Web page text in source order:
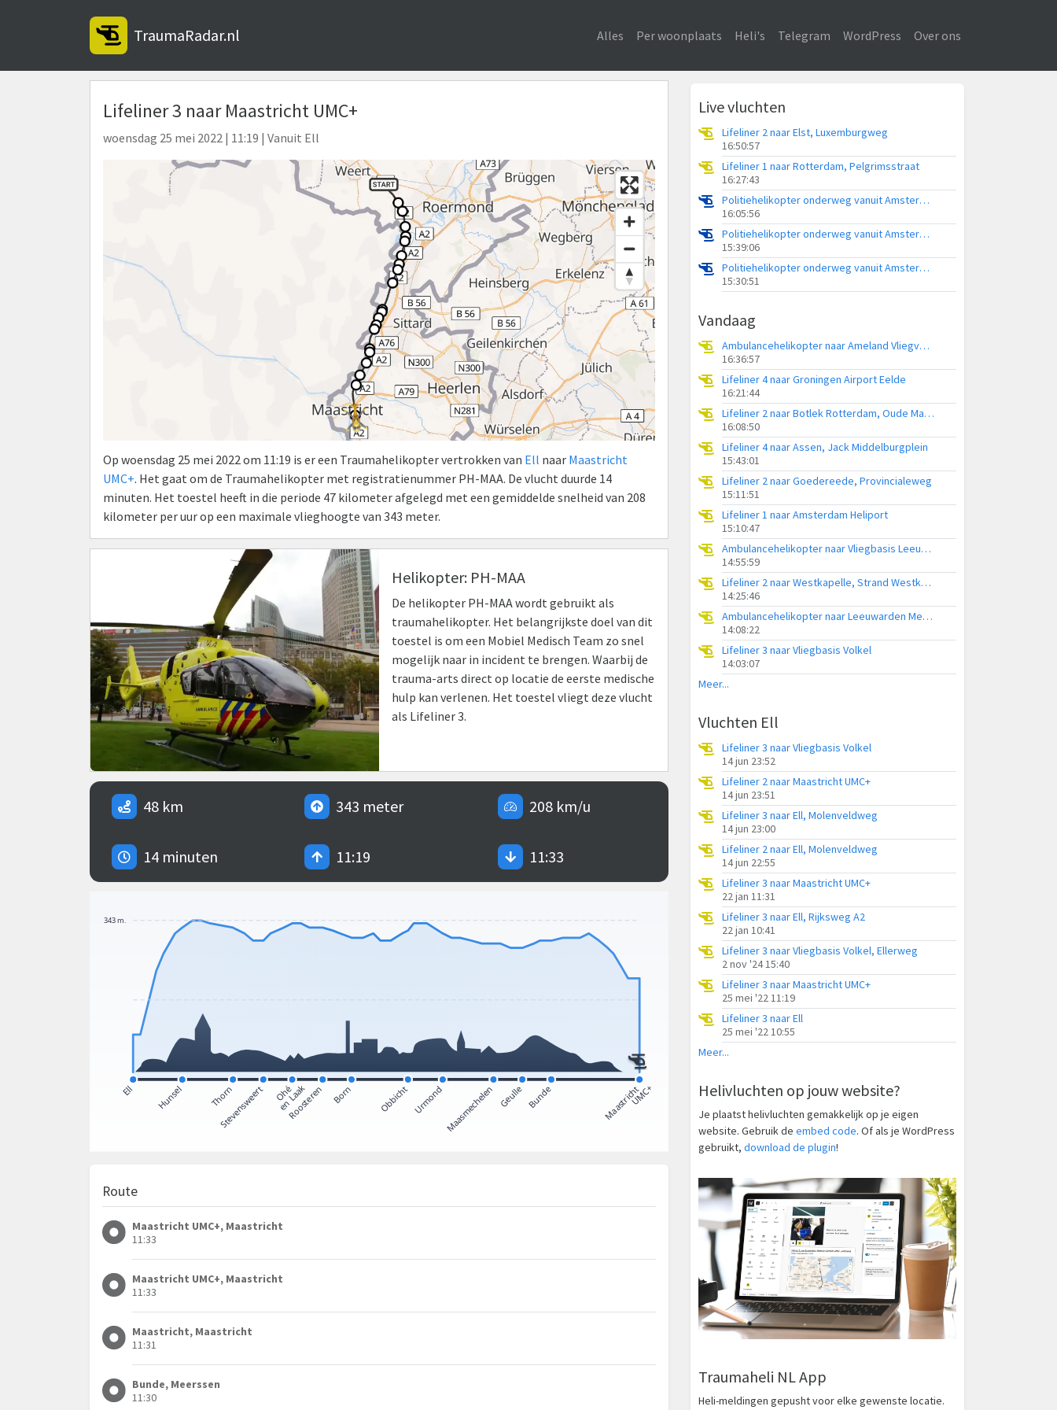
TraumaRadar.nl Alles Per woonplaats Heli's Telegram WordPress Over ons
Lifeliner 3 naar Maastricht UMC+
woensdag 25 mei 2022 | 11:19 | Vanuit Ell
Op woensdag 25 mei 2022 om 11:19 is er een Traumahelikopter vertrokken van Ell naar Maastricht
UMC+. Het gaat om de Traumahelikopter met registratienummer PH-MAA. De vlucht duurde 14
minuten. Het toestel heeft in die periode 47 kilometer afgelegd met een gemiddelde snelheid van 208
kilometer per uur op een maximale vlieghoogte van 343 meter.
Helikopter: PH-MAA
De helikopter PH-MAA wordt gebruikt als
traumahelikopter. Het belangrijkste doel van dit
toestel is om een Mobiel Medisch Team zo snel
mogelijk naar in incident te brengen. Waarbij de
trauma-arts direct op locatie de eerste medische
hulp kan verlenen. Het toestel vliegt deze vlucht
als Lifeliner 3.
48 km 343 meter 208 km/u
14 minuten 11:19 11:33
Route
Maastricht UMC+, Maastricht
11:33
Maastricht UMC+, Maastricht
11:33
Maastricht, Maastricht
11:31
Bunde, Meerssen
11:30
Live vluchten
Lifeliner 2 naar Elst, Luxemburgweg
16:50:57
Lifeliner 1 naar Rotterdam, Pelgrimsstraat
16:27:43
Politiehelikopter onderweg vanuit Amsterdam Vliegveld Schiphol
16:05:56
Politiehelikopter onderweg vanuit Amsterdam Vliegveld Schiphol
15:39:06
Politiehelikopter onderweg vanuit Amsterdam Vliegveld Schiphol
15:30:51
Vandaag
Ambulancehelikopter naar Ameland Vliegveld Ballum
16:36:57
Lifeliner 4 naar Groningen Airport Eelde
16:21:44
Lifeliner 2 naar Botlek Rotterdam, Oude Maasweg
16:08:50
Lifeliner 4 naar Assen, Jack Middelburgplein
15:43:01
Lifeliner 2 naar Goedereede, Provincialeweg
15:11:51
Lifeliner 1 naar Amsterdam Heliport
15:10:47
Ambulancehelikopter naar Vliegbasis Leeuwarden
14:55:59
Lifeliner 2 naar Westkapelle, Strand Westkapelle
14:25:46
Ambulancehelikopter naar Leeuwarden Medical Center Heliport
14:08:22
Lifeliner 3 naar Vliegbasis Volkel
14:03:07
Meer...
Vluchten Ell
Lifeliner 3 naar Vliegbasis Volkel
14 jun 23:52
Lifeliner 2 naar Maastricht UMC+
14 jun 23:51
Lifeliner 3 naar Ell, Molenveldweg
14 jun 23:00
Lifeliner 2 naar Ell, Molenveldweg
14 jun 22:55
Lifeliner 3 naar Maastricht UMC+
22 jan 11:31
Lifeliner 3 naar Ell, Rijksweg A2
22 jan 10:41
Lifeliner 3 naar Vliegbasis Volkel, Ellerweg
2 nov '24 15:40
Lifeliner 3 naar Maastricht UMC+
25 mei '22 11:19
Lifeliner 3 naar Ell
25 mei '22 10:55
Meer...
Helivluchten op jouw website?
Je plaatst helivluchten gemakkelijk op je eigen
website. Gebruik de embed code. Of als je WordPress
gebruikt, download de plugin!
Traumaheli NL App
Heli-meldingen gepusht voor elke gewenste locatie.